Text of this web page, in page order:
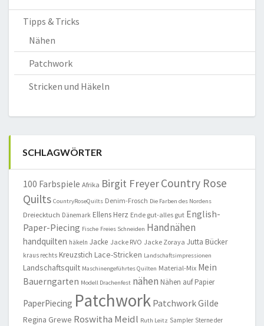
Tipps & Tricks
Nähen
Patchwork
Stricken und Häkeln
SCHLAGWÖRTER
100 Farbspiele Afrika Birgit FreyerCountry Rose
Quilts CountryRoseQuilts Denim-Frosch Die Farben des Nordens
Dreiecktuch Dänemark Ellens Herz Ende gut-alles gut English-
Paper-Piecing Fische Freies Schneiden Handnähen
handquilten häkeln Jacke Jacke RVO Jacke Zoraya Jutta Bücker
kraus rechts Kreuzstich Lace-Stricken Landschaftsimpressionen
Landschaftsquilt Maschinengeführtes Quilten Material-Mix Mein
Bauerngarten Modell Drachenfest nähen Nähen auf Papier
PaperPiecing Patchwork Patchwork Gilde
Regina Grewe Roswitha Meidl Ruth Leitz Sampler Sterne der